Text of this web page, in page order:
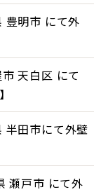
豊明市 にて外
天白区 にて
田市にて外壁
瀬戸市 にて外